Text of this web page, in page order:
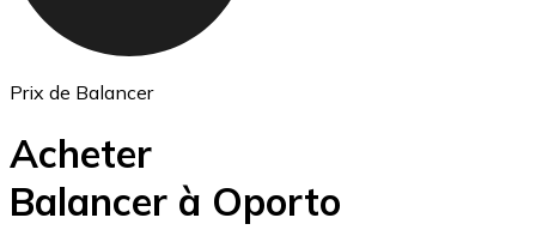
Prix de Balancer
Acheter
Balancer à Oporto